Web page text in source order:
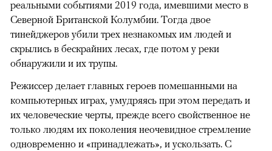
реальными событиями 2019 года, имевшими место в
Северной Британской Колумбии. Тогда двое
тинейджеров убили трех незнакомых им людей и
скрылись в бескрайних лесах, где потом у реки
обнаружили и их трупы.
Режиссер делает главных героев помешанными на
компьютерных играх, умудряясь при этом передать и
их человеческие черты, прежде всего свойственное не
только людям их поколения неочевидное стремление
одновременно и «принадлежать», и ускользать. С